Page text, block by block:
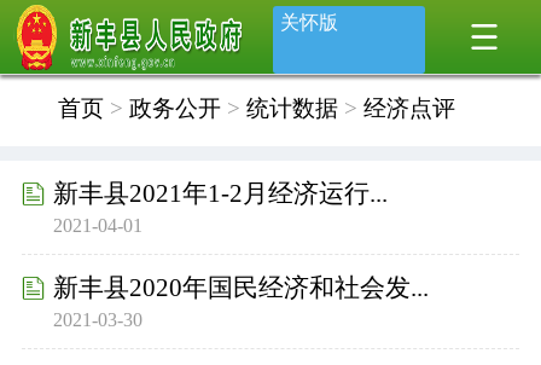
关怀版
首页> 政务公开> 统计数据> 经济点评
新丰县2021年1-2月经济运行...
2021-04-01
新丰县2020年国民经济和社会发...
2021-03-30